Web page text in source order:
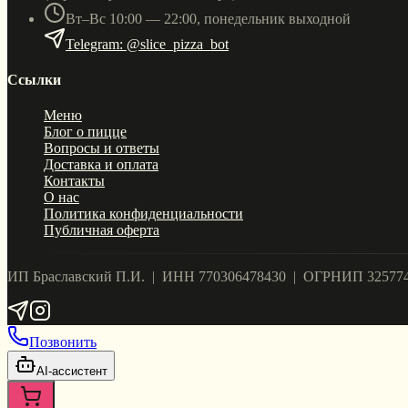
Вт–Вс 10:00 — 22:00, понедельник выходной
Telegram: @slice_pizza_bot
Ссылки
Меню
Блог о пицце
Вопросы и ответы
Доставка и оплата
Контакты
О нас
Политика конфиденциальности
Публичная оферта
ИП Браславский П.И. | ИНН 770306478430 | ОГРНИП
Позвонить
AI-ассистент